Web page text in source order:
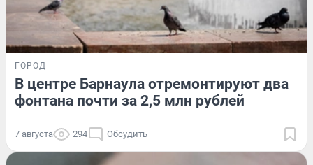
ГОРОД
В центре Барнаула отремонтируют два
фонтана почти за 2,5 млн рублей
7 августа 294 Обсудить